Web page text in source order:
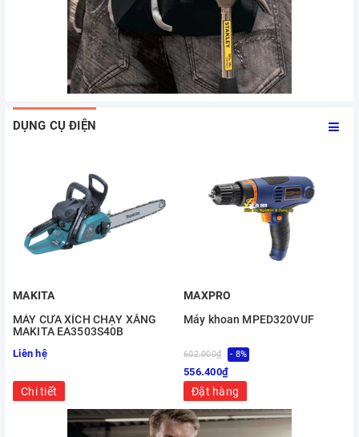
DỤNG CỤ ĐIỆN
MAKITA
MÁY CƯA XÍCH CHẠY XĂNG
MAKITA EA3503S40B
Liên hệ
Chi tiết
MAXPRO
Máy khoan MPED320VUF
602.000₫ - 8%
556.400₫
Đặt hàng